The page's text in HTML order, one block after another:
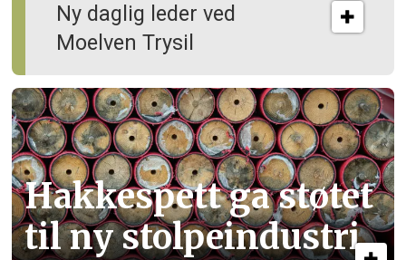
Ny daglig leder ved
Moelven Trysil
Hakkespett ga støtet
til ny stolpe­industri